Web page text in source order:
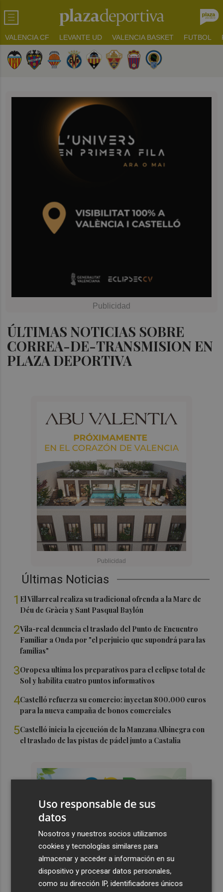
VALENCIA CF LEVANTE UD VALENCIA BASKET FUTBOL
ÚLTIMAS NOTICIAS SOBRE
CORREA-DE-TRANSMISION EN
PLAZA DEPORTIVA
Últimas Noticias
1 El Villarreal realiza su tradicional ofrenda a la Mare de
Déu de Gràcia y Sant Pasqual Baylón
2Vila-real denuncia el traslado del Punto de Encuentro
Familiar a Onda por "el perjuicio que supondrá para las
familias"
3Oropesa ultima los preparativos para el eclipse total de
Sol y habilita cuatro puntos informativos
4Castelló refuerza su comercio: inyectan 800.000 euros
para la nueva campaña de bonos comerciales
5Castelló inicia la ejecución de la Manzana Albinegra con
el traslado de las pistas de pádel junto a Castalia
Uso responsable de sus
datos
Nosotros y nuestros socios utilizamos
cookies y tecnologías similares para
almacenar y acceder a información en su
dispositivo y procesar datos personales,
como su dirección IP, identificadores únicos